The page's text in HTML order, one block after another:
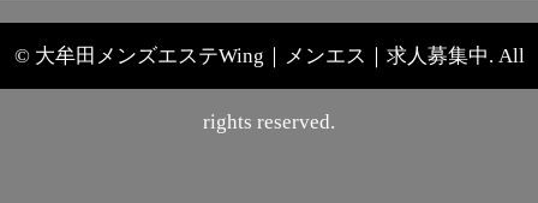
© 大牟田メンズエステWing｜メンエス｜求人募集中. All
rights reserved.